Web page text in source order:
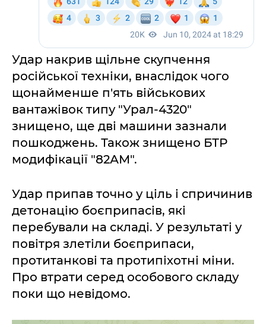
Удар накрив щільне скупчення
російської техніки, внаслідок чого
щонайменше п'ять військових
вантажівок типу "Урал-4320"
знищено, ще дві машини зазнали
пошкоджень. Також знищено БТР
модифікації "82АМ".
Удар припав точно у ціль і спричинив
детонацію боєприпасів, які
перебували на складі. У результаті у
повітря злетіли боєприпаси,
протитанкові та протипіхотні міни.
Про втрати серед особового складу
поки що невідомо.